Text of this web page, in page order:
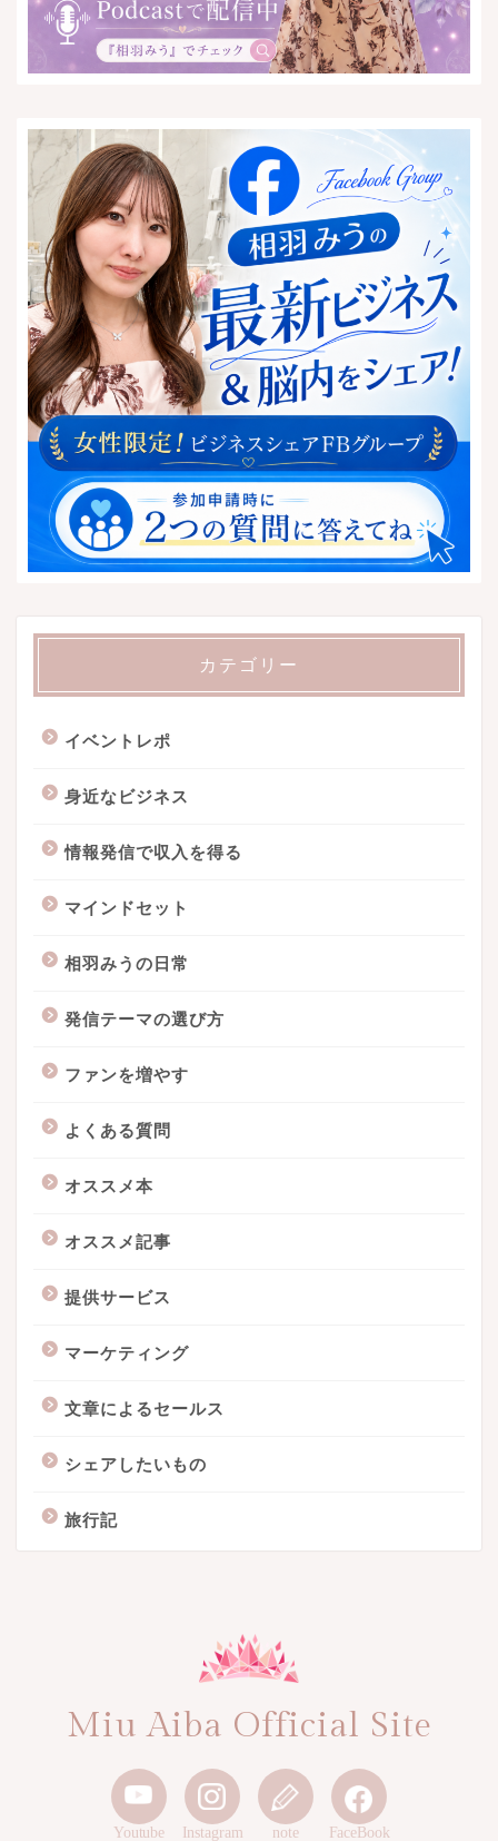
カテゴリー
イベントレポ
身近なビジネス
情報発信で収入を得る
マインドセット
相羽みうの日常
発信テーマの選び方
ファンを増やす
よくある質問
オススメ本
オススメ記事
提供サービス
マーケティング
文章によるセールス
シェアしたいもの
旅行記
Miu Aiba Official Site
Youtube Instagram note FaceBook